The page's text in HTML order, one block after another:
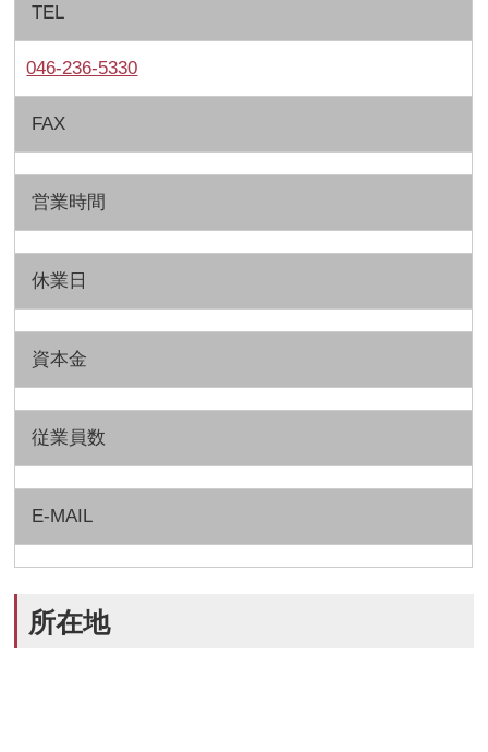
TEL
046-236-5330
FAX
営業時間
休業日
資本金
従業員数
E-MAIL
所在地